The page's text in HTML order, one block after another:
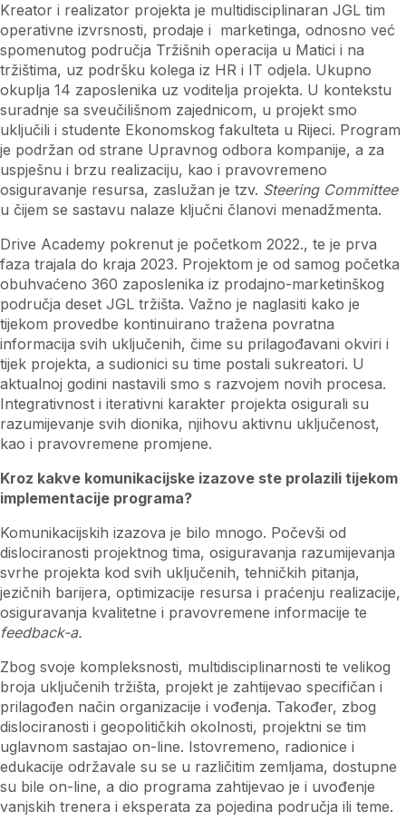
Kreator i realizator projekta je multidisciplinaran JGL tim
operativne izvrsnosti, prodaje i marketinga, odnosno već
spomenutog područja Tržišnih operacija u Matici i na
tržištima, uz podršku kolega iz HR i IT odjela. Ukupno
okuplja 14 zaposlenika uz voditelja projekta. U kontekstu
suradnje sa sveučilišnom zajednicom, u projekt smo
uključili i studente Ekonomskog fakulteta u Rijeci. Program
je podržan od strane Upravnog odbora kompanije, a za
uspješnu i brzu realizaciju, kao i pravovremeno
osiguravanje resursa, zaslužan je tzv. Steering Committee
u čijem se sastavu nalaze ključni članovi menadžmenta.
Drive Academy pokrenut je početkom 2022., te je prva
faza trajala do kraja 2023. Projektom je od samog početka
obuhvaćeno 360 zaposlenika iz prodajno-marketinškog
područja deset JGL tržišta. Važno je naglasiti kako je
tijekom provedbe kontinuirano tražena povratna
informacija svih uključenih, čime su prilagođavani okviri i
tijek projekta, a sudionici su time postali sukreatori. U
aktualnoj godini nastavili smo s razvojem novih procesa.
Integrativnost i iterativni karakter projekta osigurali su
razumijevanje svih dionika, njihovu aktivnu uključenost,
kao i pravovremene promjene.
Kroz kakve komunikacijske izazove ste prolazili tijekom
implementacije programa?
Komunikacijskih izazova je bilo mnogo. Počevši od
dislociranosti projektnog tima, osiguravanja razumijevanja
svrhe projekta kod svih uključenih, tehničkih pitanja,
jezičnih barijera, optimizacije resursa i praćenju realizacije,
osiguravanja kvalitetne i pravovremene informacije te
feedback-a.
Zbog svoje kompleksnosti, multidisciplinarnosti te velikog
broja uključenih tržišta, projekt je zahtijevao specifičan i
prilagođen način organizacije i vođenja. Također, zbog
dislociranosti i geopolitičkih okolnosti, projektni se tim
uglavnom sastajao on-line. Istovremeno, radionice i
edukacije održavale su se u različitim zemljama, dostupne
su bile on-line, a dio programa zahtijevao je i uvođenje
vanjskih trenera i eksperata za pojedina područja ili teme.